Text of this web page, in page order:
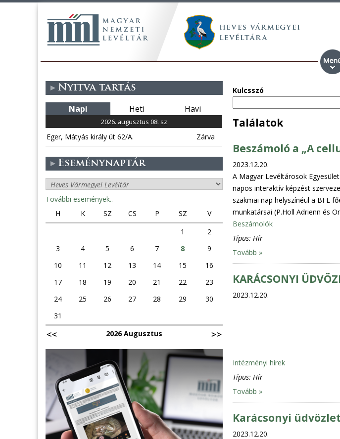
Kulcsszó
Találatok
Beszámoló a „A
2023.12.20.
A Magyar Levéltárosok
napos interaktív képzést
szakmai nap helyszínéül a BFL
munkatársai (P.Holl Adrienn és
Beszámolók
Típus: Hír
Tovább »
KARÁCSONYI
2023.12.20.
Intézményi hírek
Típus: Hír
Tovább »
Karácsonyi üdvözlet
2023.12.20.
Nyitva tartás
Napi Heti Havi
2026. augusztus 08. sz
Eger, Mátyás király út 62/A. Zárva
Eseménynaptár
További események..
H
K SZ CS P SZ
V
1
2
3
4 5 6 7 8
9
10
11 12 13 14 15
16
17
18 19 20 21 22
23
24
25 26 27 28 29
30
31
2026 Augusztus